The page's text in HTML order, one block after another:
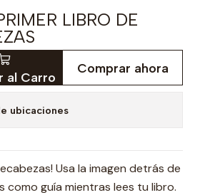
LIBRO DE
al Carro
Comprar ahora
ubicaciones
Usa la imagen detrás de
como guía mientras lees tu libro.